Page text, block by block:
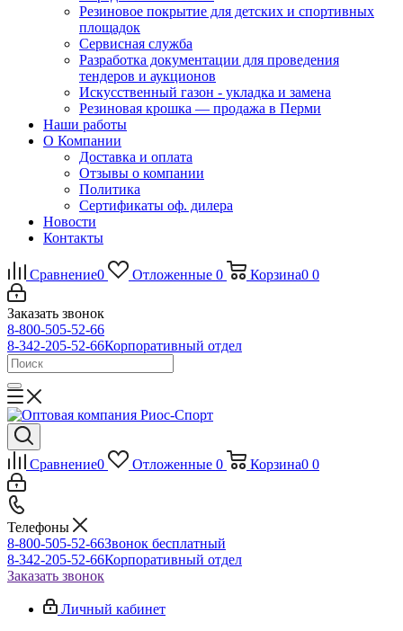
Резиновое покрытие для детских и спортивных
площадок
Сервисная служба
Разработка документации для проведения
тендеров и аукционов
Искусственный газон - укладка и замена
Резиновая крошка — продажа в Перми
Наши работы
О Компании
Доставка и оплата
Отзывы о компании
Политика
Сертификаты оф. дилера
Новости
Контакты
Сравнение0 Отложенные 0 Корзина0 0
Заказать звонок
8-800-505-52-66
8-342-205-52-66Корпоративный отдел
Сравнение0 Отложенные 0 Корзина0 0
Телефоны
8-800-505-52-66Звонок бесплатный
8-342-205-52-66Корпоративный отдел
Заказать звонок
Личный кабинет